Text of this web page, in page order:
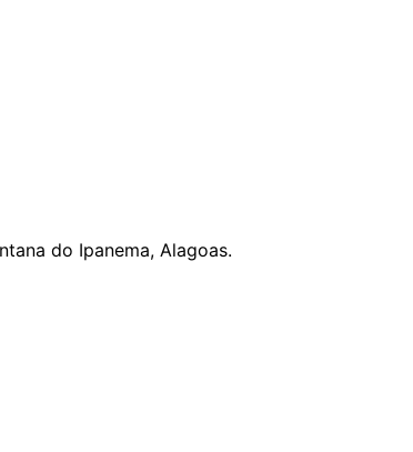
do Ipanema, Alagoas.